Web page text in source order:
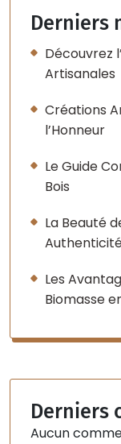
Derniers
Découvrez
Artisanales
Créations
l’Honneur
Le Guide
Bois
La Beauté
Les
Biomasse
Derniers
Aucun